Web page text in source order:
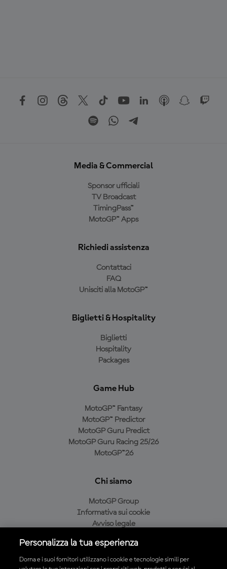
Media & Commercial
Sponsor ufficiali
TV Broadcast
TimingPass™
MotoGP™ Apps
Richiedi assistenza
Contattaci
FAQ
Unisciti alla MotoGP™
Biglietti & Hospitality
Biglietti
Hospitality
Packages
Game Hub
MotoGP™ Fantasy
MotoGP™ Predictor
MotoGP Guru Predict
MotoGP Guru Racing 25/26
MotoGP™26
Chi siamo
MotoGP Group
Informativa sui cookie
Avviso legale
Condizioni di acquisto
Personalizza la tua esperienza
Dorna e i suoi fornitori utilizzano i cookie e tecnologie simili per